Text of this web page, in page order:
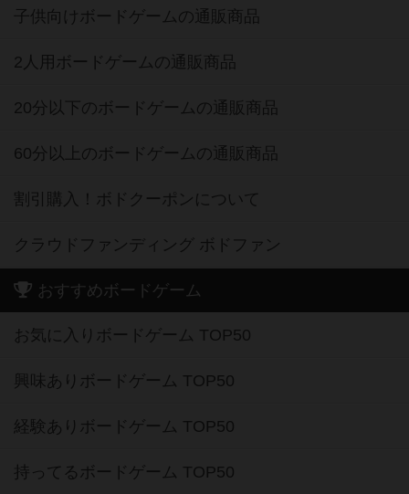
子供向けボードゲームの通販商品
2人用ボードゲームの通販商品
20分以下のボードゲームの通販商品
60分以上のボードゲームの通販商品
割引購入！ボドクーポンについて
クラウドファンディング ボドファン
おすすめボードゲーム
お気に入りボードゲーム TOP50
興味ありボードゲーム TOP50
経験ありボードゲーム TOP50
持ってるボードゲーム TOP50